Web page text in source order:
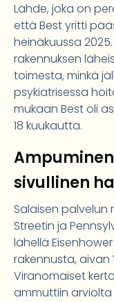
Lähde, joka on
että Best yritti
heinäkuussa
rakennuksen
toimesta, minkä
psykiatrisessa
mukaan Best oli
18 kuukautta.
sivullinen
Salaisen palvelun
Streetin ja
lähellä
rakennusta,
Viranomaiset
ammuttiin arviolta